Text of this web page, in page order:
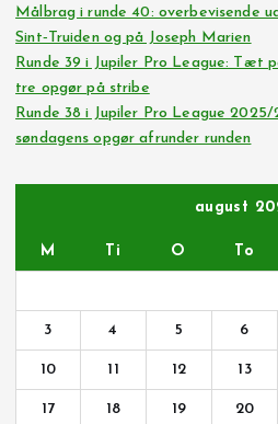
Målbrag i runde 40: overbevisende
Sint‑Truiden og på Joseph Marien
Runde 39 i Jupiler Pro League: Tæt
tre opgør på stribe
Runde 38 i Jupiler Pro League
søndagens opgør afrunder runden
august
M Ti O To
3 4 5 6
10 11 12 13
17 18 19 20